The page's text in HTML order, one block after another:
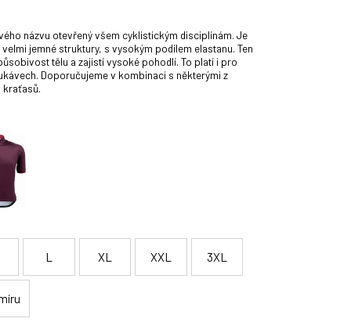
názvu otevřený všem cyklistickým disciplínám. Je
jemné struktury, s vysokým podílem elastanu. Ten
tělu a zajistí vysoké pohodlí. To platí i pro
Doporučujeme v kombinaci s některými z
kraťasů.
L XL XXL 3XL